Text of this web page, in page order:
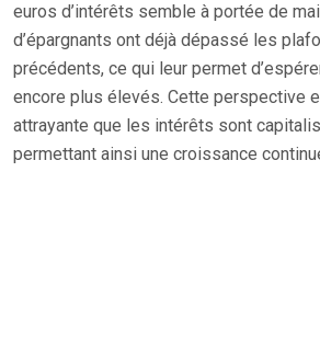
euros d’intérêts semble à portée de
d’épargnants ont déjà dépassé les
précédents, ce qui leur permet
encore plus élevés. Cette perspective
attrayante que les intérêts sont
permettant ainsi une croissance